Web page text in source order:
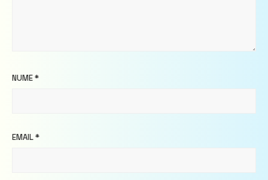
NUME*
EMAIL*